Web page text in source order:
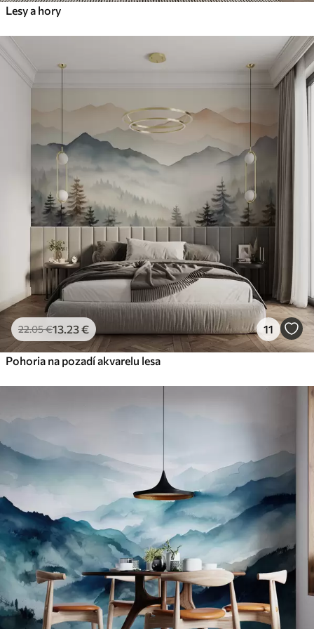
Lesy a hory
22.05€13 .23€ 11
Pohoria na pozadí akvarelu lesa